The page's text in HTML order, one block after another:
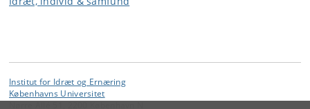
Institut for Idræt og Ernæring
Københavns Universitet